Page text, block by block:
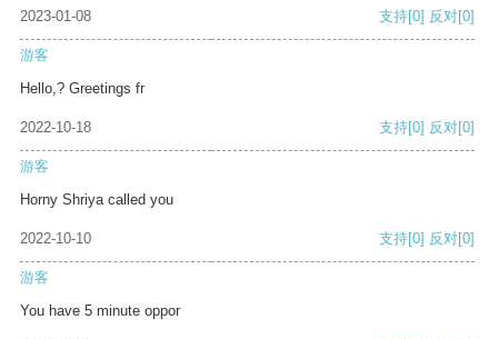
2023-01-08 支持[0] 反对[0]
游客
Hello,? Greetings fr
2022-10-18 支持[0] 反对[0]
游客
Horny Shriya called you
2022-10-10 支持[0] 反对[0]
游客
You have 5 minute oppor